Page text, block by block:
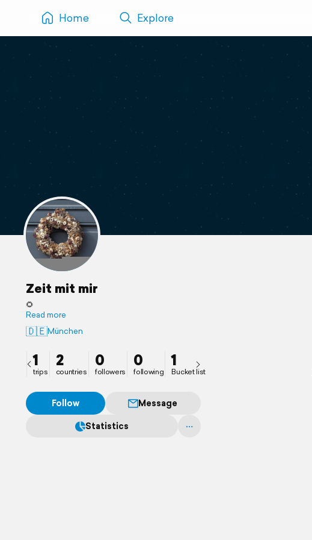
Home Explore
Zeit mit mir
🌻
Read more
🇩🇪München
1
trips
2
countries
0
followers
0
following
1
Bucket list
Follow
Message
Statistics